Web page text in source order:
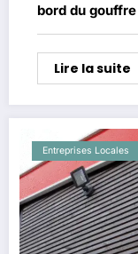
bord du
Lire la suite
Entreprises Locales